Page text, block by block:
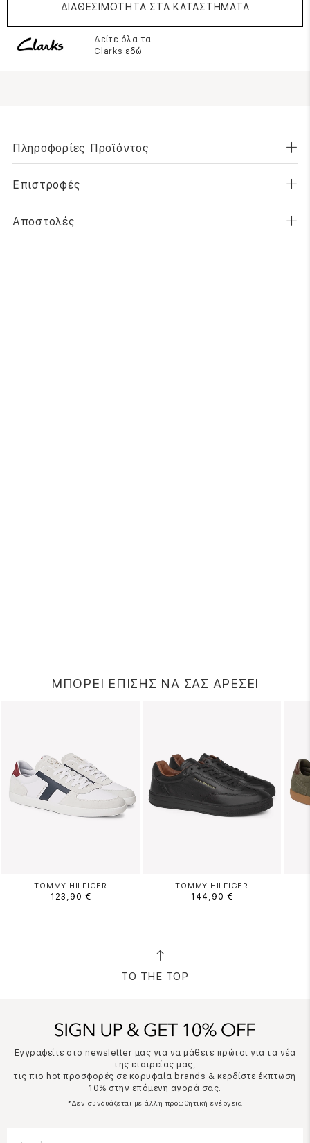
ΔΙΑΘΕΣΙΜΟΤΗΤΑ ΣΤΑ ΚΑΤΑΣΤΗΜΑΤΑ
Δείτε όλα τα
Clarks εδώ
Πληροφορίες Προϊόντος
Επιστροφές
Αποστολές
ΜΠΟΡΕΙ ΕΠΙΣΗΣ ΝΑ ΣΑΣ ΑΡΕΣΕΙ
TOMMY HILFIGER
123,90 €
TOMMY HILFIGER
144,90 €
TO THE TOP
Εγγραφείτε στο newsletter μας για να μάθετε πρώτοι για τα νέα
της εταιρείας μας,
τις πιο hot προσφορές σε κορυφαία brands & κερδίστε έκπτωση
10% στην επόμενη αγορά σας.
*Δεν συνδυάζεται με άλλη προωθητική ενέργεια